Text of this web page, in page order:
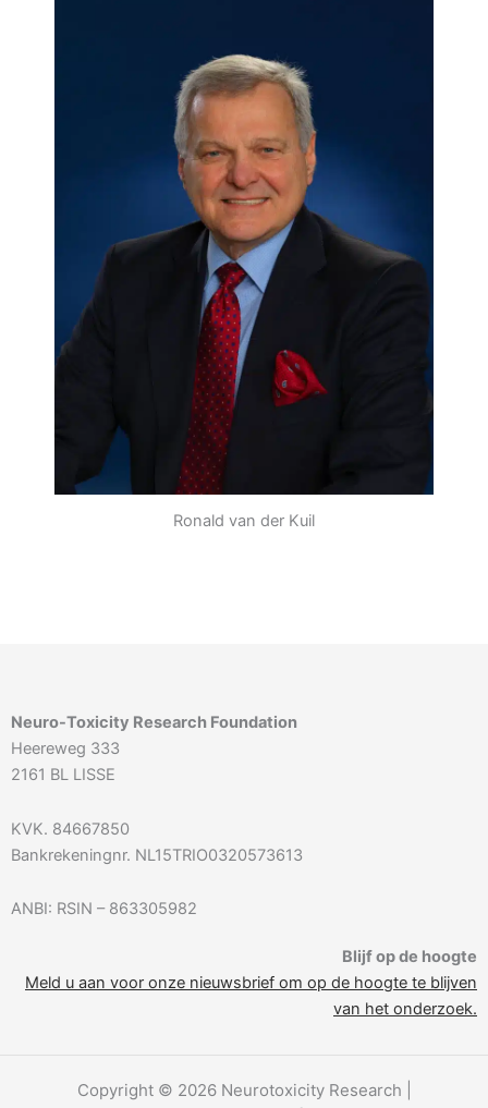
Ronald van der Kuil
Neuro-Toxicity Research Foundation
Heereweg 333
2161 BL LISSE
KVK. 84667850
Bankrekeningnr. NL15TRIO0320573613
ANBI: RSIN – 863305982
Blijf op de hoogte
Meld u aan voor onze nieuwsbrief om op de hoogte te blijven
van het onderzoek.
Copyright © 2026 Neurotoxicity Research |